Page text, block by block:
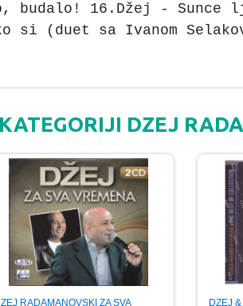
budalo! 16.Džej - Sunce
si (duet sa Ivanom
DZEJ
RADAMANOVSKI ZA SVA DZEJ